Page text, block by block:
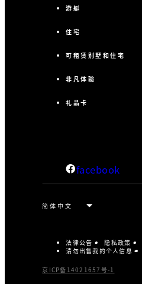
游艇
住宅
可租赁别墅和住宅
非凡体验
礼品卡
facebook
法律公告 隐私政策
请勿出售我的个人信息
京ICP备14021657号-1